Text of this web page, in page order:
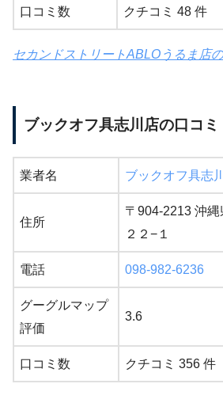
口コミ数 クチコミ 48 件
セカンドストリートABLOうるま店
ブックオフ具志川店の口コ
業者名 ブックオフ具志
住所
〒904-2213 沖
２２−１
電話 098-982-6236
グーグルマップ
評価
3.6
口コミ数 クチコミ 356 件